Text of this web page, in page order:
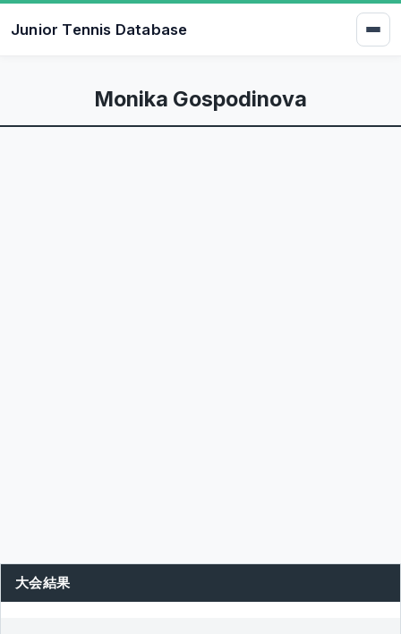
Junior Tennis Database
Monika Gospodinova
大会結果